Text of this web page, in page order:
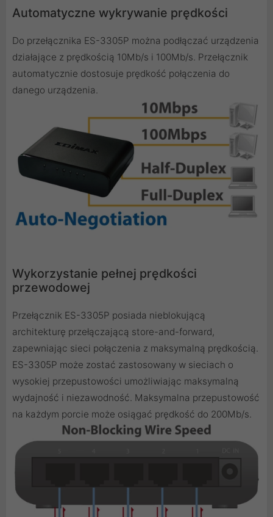
Automatyczne wykrywanie prędkości
Do przełącznika ES-3305P można podłączać urządzenia
działające z prędkością 10Mb/s i 100Mb/s. Przełącznik
automatycznie dostosuje prędkość połączenia do
danego urządzenia.
Wykorzystanie pełnej prędkości
przewodowej
Przełącznik ES-3305P posiada nieblokującą
architekturę przełączającą store-and-forward,
zapewniając sieci połączenia z maksymalną prędkością.
ES-3305P może zostać zastosowany w sieciach o
wysokiej przepustowości umożliwiając maksymalną
wydajność i niezawodność. Maksymalna przepustowość
na każdym porcie może osiągać prędkość do 200Mb/s.